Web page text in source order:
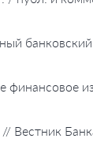
финансовое
// Вестник